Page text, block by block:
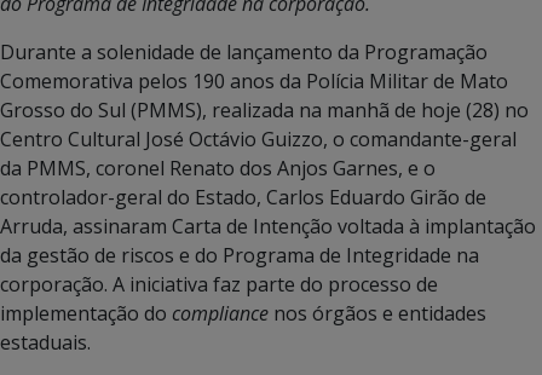
Durante a solenidade de lançamento da Programação
Comemorativa pelos 190 anos da Polícia Militar de Mato
Grosso do Sul (PMMS), realizada na manhã de hoje (28) no
Centro Cultural José Octávio Guizzo, o comandante-geral
da PMMS, coronel Renato dos Anjos Garnes, e o
controlador-geral do Estado, Carlos Eduardo Girão de
Arruda, assinaram Carta de Intenção voltada à implantação
da gestão de riscos e do Programa de Integridade na
corporação. A iniciativa faz parte do processo de
implementação do compliance nos órgãos e entidades
estaduais.